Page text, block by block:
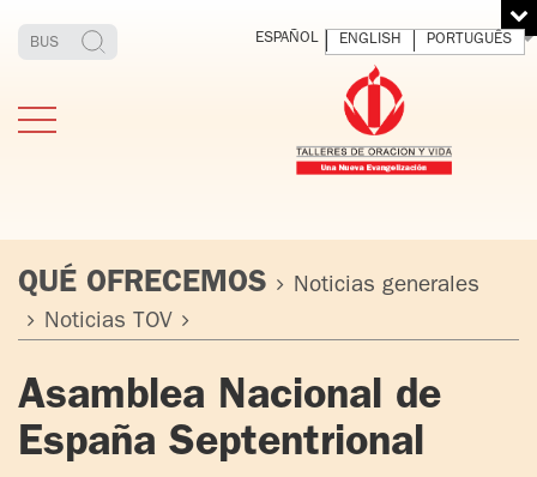
TOV ADULTOS
TOV JÓVENES
PADRE
IGNACIO
Y VIVIR
ESPAÑOL ENGLISH PORTUGUÊS
QUÉ OFRECEMOS
Noticias generales
Noticias TOV
Asamblea Nacional de
España Septentrional